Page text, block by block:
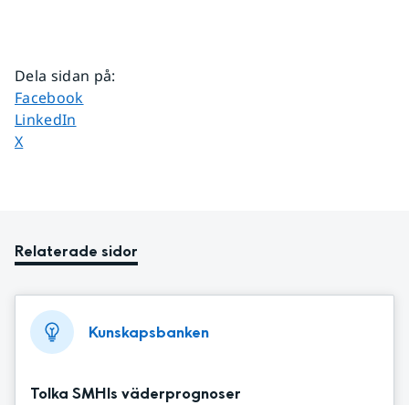
Dela sidan på:
Dela sidan på
Facebook
Dela sidan på
LinkedIn
Dela sidan på
X
Relaterade sidor
Kunskapsbanken
Tolka SMHIs väderprognoser